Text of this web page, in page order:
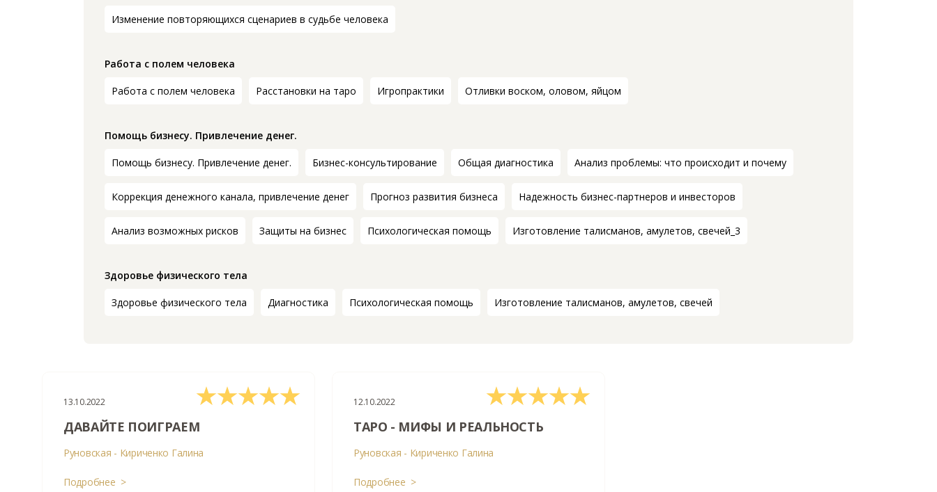
Изменение повторяющихся сценариев в судьбе человека
Работа с полем человека
Работа с полем человека Расстановки на таро Игропрактики Отливки воском, оловом, яйцом
Помощь бизнесу. Привлечение денег.
Помощь бизнесу. Привлечение денег. Бизнес-консультирование Общая диагностика Анализ проблемы: что происходит и почему
Коррекция денежного канала, привлечение денег Прогноз развития бизнеса Надежность бизнес-партнеров и инвесторов
Анализ возможных рисков Защиты на бизнес Психологическая помощь Изготовление талисманов, амулетов, свечей_3
Здоровье физического тела
Здоровье физического тела Диагностика Психологическая помощь Изготовление талисманов, амулетов, свечей
13.10.2022
ДАВАЙТЕ ПОИГРАЕМ
Руновская - Кириченко Галина
Подробнее >
12.10.2022
ТАРО - МИФЫ И РЕАЛЬНОСТЬ
Руновская - Кириченко Галина
Подробнее >